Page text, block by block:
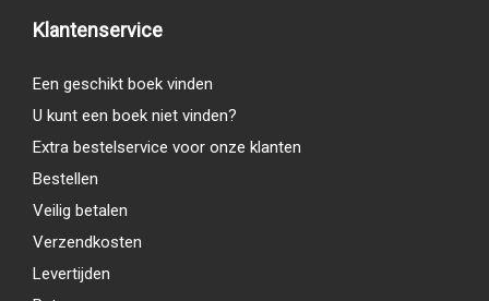
Klantenservice
Een geschikt boek vinden
U kunt een boek niet vinden?
Extra bestelservice voor onze klanten
Bestellen
Veilig betalen
Verzendkosten
Levertijden